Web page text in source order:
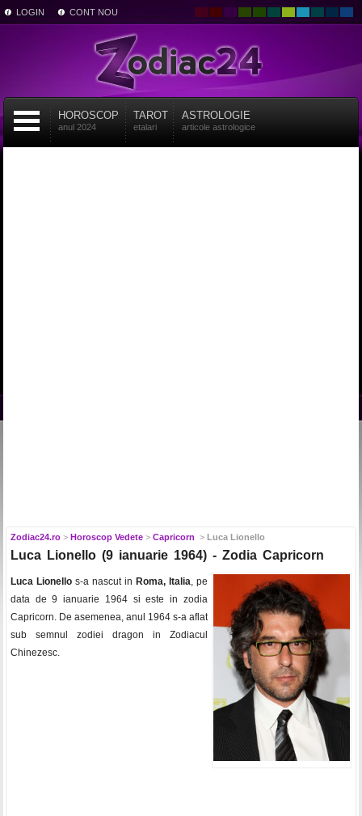
LOGIN CONT NOU
HOROSCOP
anul 2024
TAROT
etalari
ASTROLOGIE
articole astrologice
Zodiac24.ro> Horoscop Vedete> Capricorn > Luca Lionello
Luca Lionello (9 ianuarie 1964) - Zodia Capricorn
Luca Lionellos-a nascut in Roma, Italia, pe
data de 9 ianuarie 1964 si este in zodia
Capricorn. De asemenea, anul 1964 s-a aflat
sub semnul zodiei dragon in Zodiacul
Chinezesc.